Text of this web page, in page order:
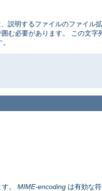
、説明するファイルのファイル
む必要があります。 この文字
。 MIME-encoding は有効な